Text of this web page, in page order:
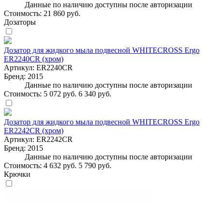
Данные по наличию доступны после авторизации
Стоимость: 21 860 руб.
Дозаторы
Дозатор для жидкого мыла подвесной WHITECROSS Ergo
ER2240CR (хром)
Артикул: ER2240CR
Бренд: 2015
Данные по наличию доступны после авторизации
Стоимость: 5 072 руб. 6 340 руб.
Дозатор для жидкого мыла подвесной WHITECROSS Ergo
ER2242CR (хром)
Артикул: ER2242CR
Бренд: 2015
Данные по наличию доступны после авторизации
Стоимость: 4 632 руб. 5 790 руб.
Крючки